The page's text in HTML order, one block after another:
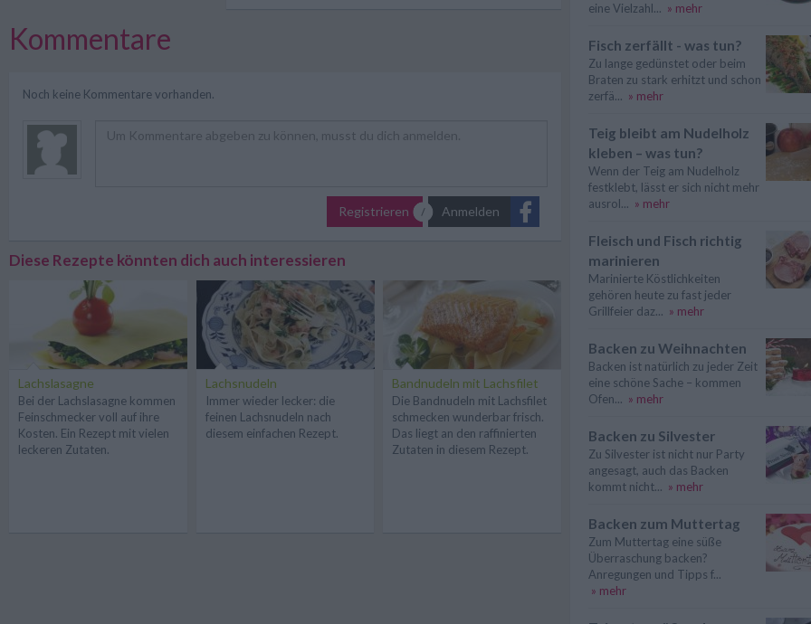
Kommentare
Noch keine Kommentare vorhanden.
Registrieren Anmelden
Diese Rezepte könnten dich auch interessieren
Lachslasagne
Bei der Lachslasagne kommen
Feinschmecker voll auf ihre
Kosten. Ein Rezept mit vielen
leckeren Zutaten.
Lachsnudeln
Immer wieder lecker: die
feinen Lachsnudeln nach
diesem einfachen Rezept.
Bandnudeln mit Lachsfilet
Die Bandnudeln mit Lachsfilet
schmecken wunderbar frisch.
Das liegt an den raffinierten
Zutaten in diesem Rezept.
eine Vielzahl... » mehr
Fisch zerfällt - was tun?
Zu lange gedünstet oder beim
Braten zu stark erhitzt und schon
zerfä... » mehr
Teig bleibt am Nudelholz
kleben – was tun?
Wenn der Teig am Nudelholz
festklebt, lässt er sich nicht mehr
ausrol... » mehr
Fleisch und Fisch richtig
marinieren
Marinierte Köstlichkeiten
gehören heute zu fast jeder
Grillfeier daz... » mehr
Backen zu Weihnachten
Backen ist natürlich zu jeder Zeit
eine schöne Sache – kommen
Ofen... » mehr
Backen zu Silvester
Zu Silvester ist nicht nur Party
angesagt, auch das Backen
kommt nicht... » mehr
Backen zum Muttertag
Zum Muttertag eine süße
Überraschung backen?
Anregungen und Tipps f...
» mehr